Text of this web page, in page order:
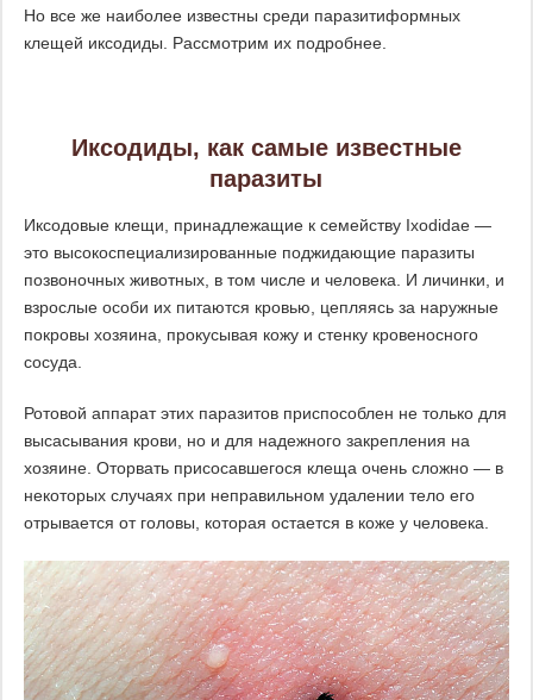
Но все же наиболее известны среди паразитиформных
клещей иксодиды. Рассмотрим их подробнее.
Иксодиды, как самые известные
паразиты
Иксодовые клещи, принадлежащие к семейству Ixodidae —
это высокоспециализированные поджидающие паразиты
позвоночных животных, в том числе и человека. И личинки, и
взрослые особи их питаются кровью, цепляясь за наружные
покровы хозяина, прокусывая кожу и стенку кровеносного
сосуда.
Ротовой аппарат этих паразитов приспособлен не только для
высасывания крови, но и для надежного закрепления на
хозяине. Оторвать присосавшегося клеща очень сложно — в
некоторых случаях при неправильном удалении тело его
отрывается от головы, которая остается в коже у человека.